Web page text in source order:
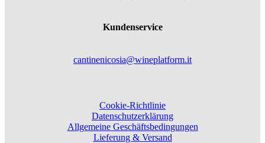
Kundenservice
cantinenicosia@wineplatform.it
Cookie-Richtlinie
Datenschutzerklärung
Allgemeine Geschäftsbedingungen
Lieferung & Versand